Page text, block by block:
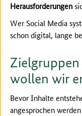
Herausforderungen
Wer Social Media
schon digital, lange
Zielgruppen
wollen wir
Bevor Inhalte
angesprochen